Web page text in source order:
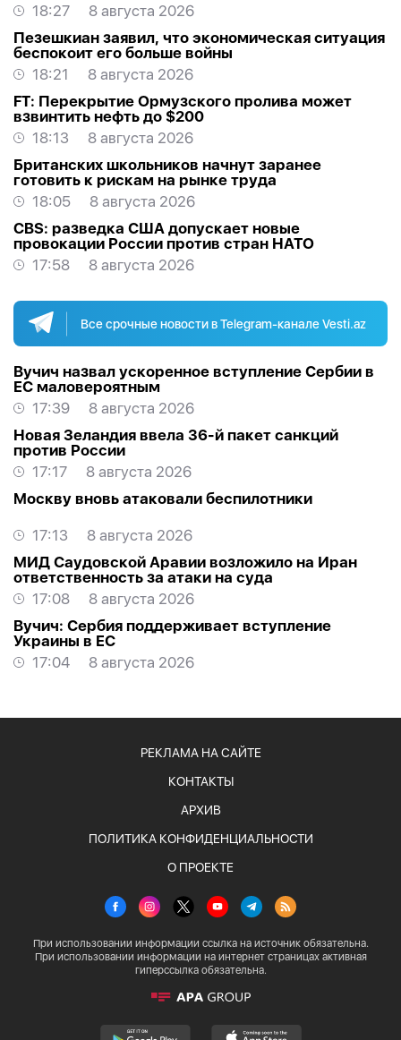
18:27
8 августа 2026
Пезешкиан заявил, что экономическая ситуация
беспокоит его больше войны
18:21
8 августа 2026
FT: Перекрытие Ормузского пролива может
взвинтить нефть до $200
18:13
8 августа 2026
Британских школьников начнут заранее
готовить к рискам на рынке труда
18:05
8 августа 2026
CBS: разведка США допускает новые
провокации России против стран НАТО
17:58
8 августа 2026
Все срочные новости в Telegram-канале Vesti.az
Вучич назвал ускоренное вступление Сербии в
ЕС маловероятным
17:39
8 августа 2026
Новая Зеландия ввела 36-й пакет санкций
против России
17:17
8 августа 2026
Москву вновь атаковали беспилотники
17:13
8 августа 2026
МИД Саудовской Аравии возложило на Иран
ответственность за атаки на суда
17:08
8 августа 2026
Вучич: Сербия поддерживает вступление
Украины в ЕС
17:04
8 августа 2026
РЕКЛАМА НА САЙТЕ
КОНТАКТЫ
АРХИВ
ПОЛИТИКА КОНФИДЕНЦИАЛЬНОСТИ
О ПРОЕКТЕ
При использовании информации ссылка на источник обязательна.
При использовании информации на интернет страницах активная
гиперссылка обязательна.